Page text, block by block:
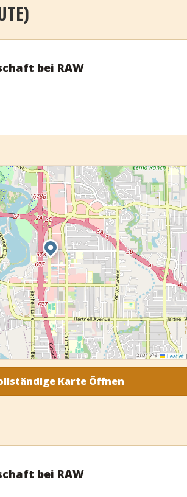
bei RAW
Leaflet |
Karte Öffnen
bei RAW